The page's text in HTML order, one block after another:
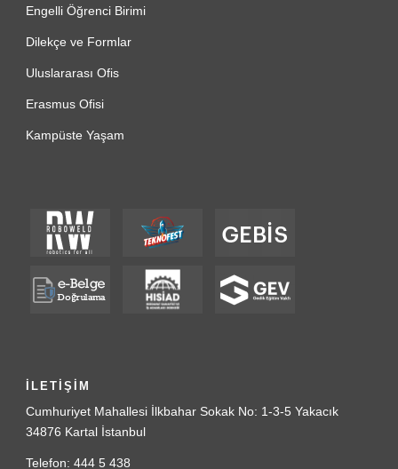
Engelli Öğrenci Birimi
Dilekçe ve Formlar
Uluslararası Ofis
Erasmus Ofisi
Kampüste Yaşam
İLETİŞİM
Cumhuriyet Mahallesi İlkbahar Sokak No: 1-3-5 Yakacık
34876 Kartal İstanbul
Telefon: 444 5 438